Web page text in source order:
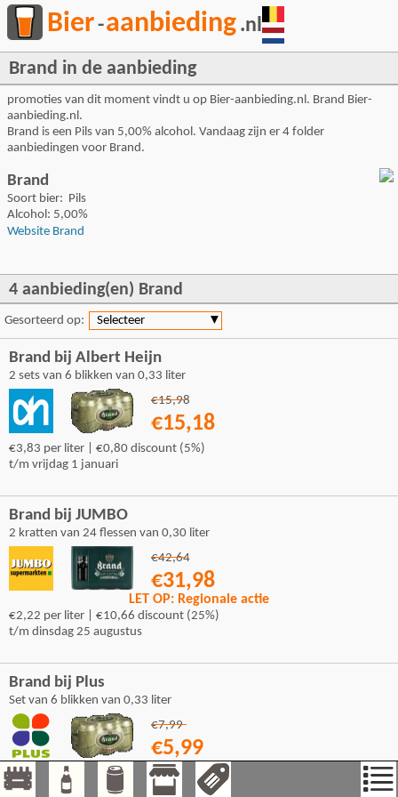
Bier-aanbieding .nl
Brand in de aanbieding
promoties van dit moment vindt u op Bier-aanbieding.nl. Brand Bier-
aanbieding.nl.
Brand is een Pils van 5,00% alcohol. Vandaag zijn er 4 folder
aanbiedingen voor Brand.
Brand
Soort bier: Pils
Alcohol: 5,00%
Website Brand
4 aanbieding(en) Brand
Gesorteerd op: Selecteer ▼
Brand bij Albert Heijn
2 sets van 6 blikken van 0,33 liter
€15,98
€15,18
€3,83 per liter | €0,80 discount (5%)
t/m vrijdag 1 januari
Brand bij JUMBO
2 kratten van 24 flessen van 0,30 liter
€42,64
€31,98
LET OP: Regionale actie
€2,22 per liter | €10,66 discount (25%)
t/m dinsdag 25 augustus
Brand bij Plus
Set van 6 blikken van 0,33 liter
€7,99
€5,99
€3,03 per liter | €2,00 discount (25%)
t/m dinsdag 11 augustus